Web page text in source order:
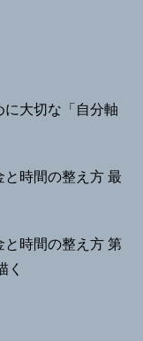
に大切な「自分軸
と時間の整え方 最
と時間の整え方 第
く